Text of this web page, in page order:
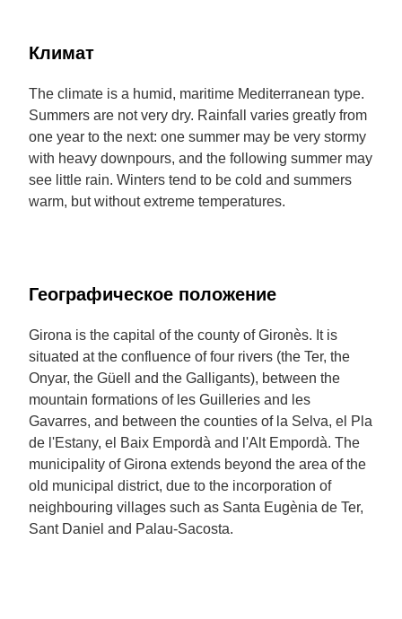
Климат
The climate is a humid, maritime Mediterranean type.
Summers are not very dry. Rainfall varies greatly from
one year to the next: one summer may be very stormy
with heavy downpours, and the following summer may
see little rain. Winters tend to be cold and summers
warm, but without extreme temperatures.
Географическое положение
Girona is the capital of the county of Gironès. It is
situated at the confluence of four rivers (the Ter, the
Onyar, the Güell and the Galligants), between the
mountain formations of les Guilleries and les
Gavarres, and between the counties of la Selva, el Pla
de l'Estany, el Baix Empordà and l'Alt Empordà. The
municipality of Girona extends beyond the area of the
old municipal district, due to the incorporation of
neighbouring villages such as Santa Eugènia de Ter,
Sant Daniel and Palau-Sacosta.